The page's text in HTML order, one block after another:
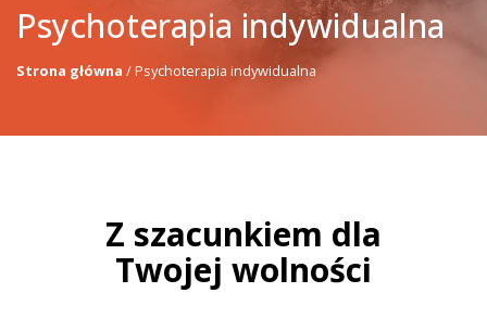
Psychoterapia indywidualna
Strona główna /Psychoterapia indywidualna
Z szacunkiem dla
Twojej wolności